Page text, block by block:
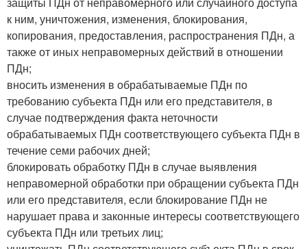
к ним, уничтожения, изменения, блокирования,
копирования, предоставления, распространения ПДн, а
также от иных неправомерных действий в отношении
ПДн;
вносить изменения в обрабатываемые ПДн по
требованию субъекта ПДн или его представителя, в
случае подтверждения факта неточности
обрабатываемых ПДн соответствующего субъекта ПДн в
течение семи рабочих дней;
блокировать обработку ПДн в случае выявления
неправомерной обработки при обращении субъекта ПДн
или его представителя, если блокирование ПДн не
нарушает права и законные интересы соответствующего
субъекта ПДн или третьих лиц;